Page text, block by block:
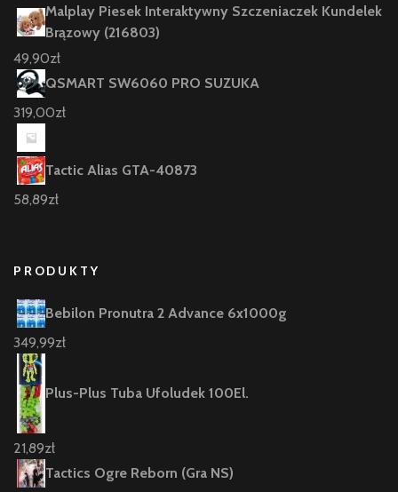
Malplay Piesek Interaktywny Szczeniaczek Kundelek
Brązowy (216803)
49,90zł
QSMART SW6060 PRO SUZUKA
319,00zł
Tactic Alias GTA-40873
58,89zł
PRODUKTY
Bebilon Pronutra 2 Advance 6x1000g
349,99zł
Plus-Plus Tuba Ufoludek 100El.
21,89zł
Tactics Ogre Reborn (Gra NS)